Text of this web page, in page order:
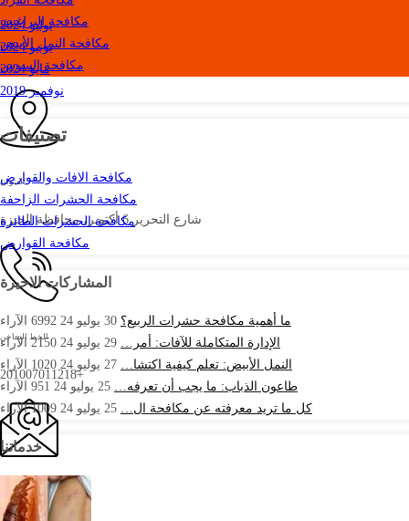
مكافحة البراغيث
مكافحة النمل الأبيض
مكافحة السوس
العنوان
شارع التحرير 6 أكتوبر، محافظة الجيزة
الخط الساخن
+201007011218
البريد الالكترونى
يوليو 2024
يونيو 2024
مايو 2024
نوفمبر 2019
تصنيفات
مكافحة الافات والقوارض
مكافحة الحشرات الزاحفة
مكافحة الحشرات الطائرة
مكافحة القوارض
المشاركات الاخيرة
ما أهمية مكافحة حشرات الربيع؟ 30 يوليو 24 6992 الآراء
الإدارة المتكاملة للآفات: أمر…
29 يوليو 24 2150 الآراء
النمل الأبيض: تعلم كيفية اكتشا…
27 يوليو 24 1020
الآراء
طاعون الذباب: ما يجب أن تعرفه…
25 يوليو 24 951 الآراء
كل ما تريد معرفته عن مكافحة ال…
25 يوليو 24 1009 الآراء
خدماتنا